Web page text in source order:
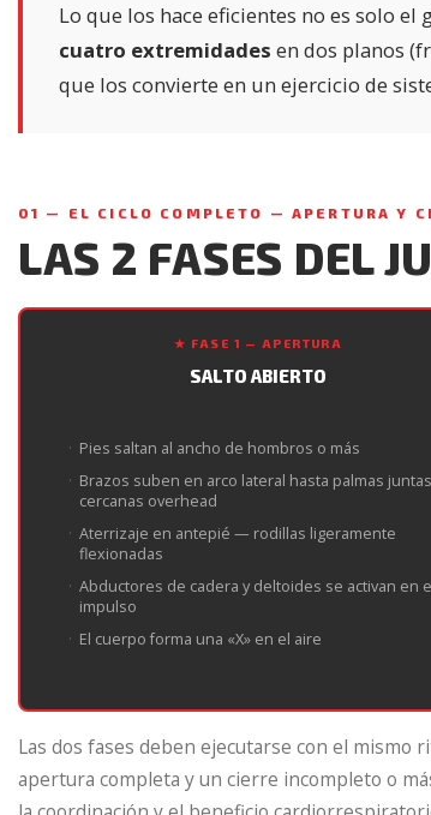
Lo que los hace eficientes no es solo
cuatro extremidades en dos planos
que los convierte en un ejercicio de
01 — EL CICLO COMPLETO — APERTURA Y
LAS 2 FASES DEL
★ FASE 1 — APERTURA
SALTO ABIERTO
Pies saltan al ancho de hombros o más
Brazos suben en arco lateral hasta palmas
cercanas overhead
Aterrizaje en antepié — rodillas ligeramente
flexionadas
Abductores de cadera y deltoides se activan en
impulso
El cuerpo forma una «X» en el aire
Las dos fases deben ejecutarse con el
apertura completa y un cierre incompleto o